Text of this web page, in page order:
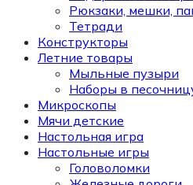
Рюкзаки, мешки,
Тетради
Конструкторы
Летние товары
Мыльные пузыри
Наборы в
Микроскопы
Мячи детские
Настольная игра
Настольные игры
Головоломки